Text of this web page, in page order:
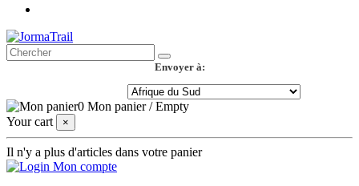
Envoyer à:
0 Mon panier /Empty
Your cart
×
Il n'y a plus d'articles dans votre panier
Mon compte